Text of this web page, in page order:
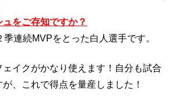
をご存知ですか？
連続MVPをとった白人選手です。
イクがかなり使えます！ 自分も試合
、これで得点を量産しました！